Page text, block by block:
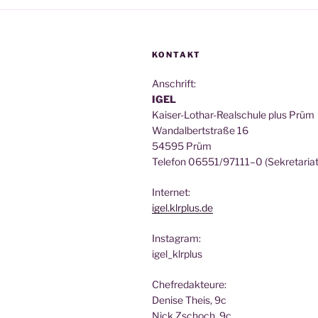
KONTAKT
Anschrift:
IGEL
Kai­ser-Lothar-Real­schu­le plus Prüm
Wan­dal­bert­stra­ße 16
54595 Prüm
Tele­fon 06551/97111–0
Inter­net:
igel.klrplus.de
Insta­gram:
igel_klrplus
Chef­re­dak­teu­re:
Deni­se Theis, 9c